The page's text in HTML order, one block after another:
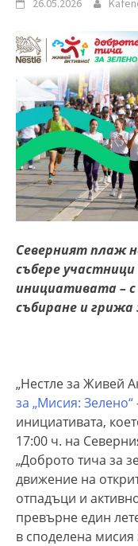
26.05.2026
Северният плаж
събере
инициативата – с
събиране и
„Нестле за Живей
за „Мисия: Зелено“
инициативата,
17:00 ч. на
„Доброто тича за
движение на
отпадъци и
превърне един
в споделена мисия